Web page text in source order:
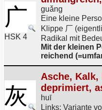
广
HSK 4
guǎng
Eine kleine
Klippe 厂
Radikal mit
Mit der kleinen
reichend
灰
Asche,
deprimiert,
huī
Links: Variante